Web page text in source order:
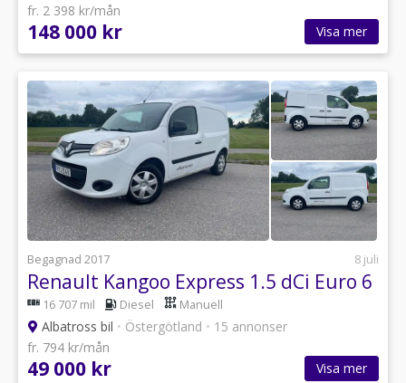
fr. 2 398 kr/mån
148 000 kr Visa mer
Begagnad 2017 8 juli
Renault Kangoo Express 1.5 dCi Euro 6
16 707 mil Diesel Manuell
Albatross bil • Östergötland • 15 annonser
fr. 794 kr/mån
49 000 kr Visa mer